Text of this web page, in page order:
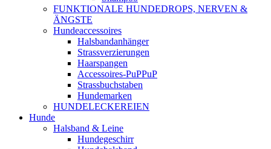
FUNKTIONALE HUNDEDROPS, NERVEN &
ÄNGSTE
Hundeaccessoires
Halsbandanhänger
Strassverzierungen
Haarspangen
Accessoires-PuPPuP
Strassbuchstaben
Hundemarken
HUNDELECKEREIEN
Hunde
Halsband & Leine
Hundegeschirr